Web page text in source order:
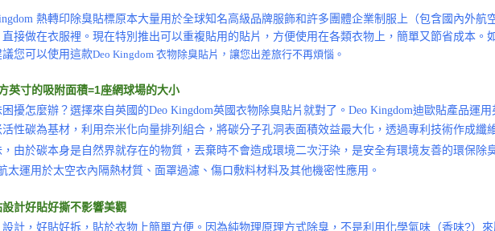
熱轉印除臭貼標原本大量用於全球知名高級品牌服飾和許多團體企業制服上（包含國內外航
直接做在衣服裡。現在特別推出可以重複貼用的貼片，方便使用在各類衣物上，簡單又節省成本。
議您可以使用這款Deo Kingdom 衣物除臭貼片，讓您出差旅行不再煩惱。
英寸的吸附面積=1座網球場的大小
擾怎麼辦？選擇來自英國的Deo Kingdom英國衣物除臭貼片就對了。Deo Kingdom迪歐貼產品運
活性碳為基材，利用奈米化向量排列組合，將碳分子孔洞表面積效益最大化，透過專利技術作成纖
由於碳本身是自然界就存在的物質，丟棄時不會造成環境二次汙染，是安全有環境友善的環保除
太運用於太空衣內隔熱材質、面罩過濾、傷口敷料材料及其他機密性應用。
設計好貼好撕不影響美觀
計，好貼好拆，貼於衣物上簡單方便。因為純物理原理方式除臭，不是利用化學氣味（香味?）